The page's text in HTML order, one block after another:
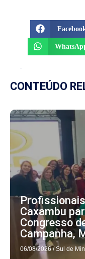
CONTEÚDO
Caxambu
Congresso
Campanha,
06/08/2026 / Sul de